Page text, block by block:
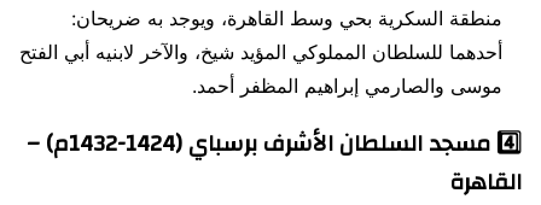
منطقة السكرية بحي وسط القاهرة، ويوجد به ضريحان:
أحدهما للسلطان المملوكي المؤيد شيخ، والآخر لابنيه أبي الفتح
موسى والصارمي إبراهيم المظفر أحمد.
4️⃣
مسجد السلطان الأشرف برسباي (1424-1432م) –
القاهرة